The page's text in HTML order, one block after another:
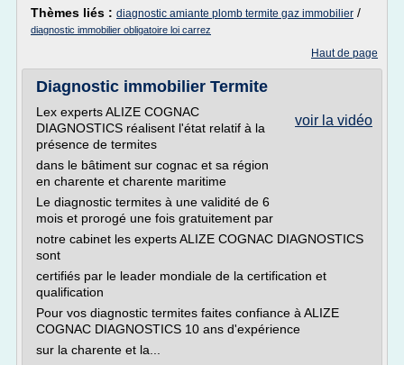
Thèmes liés : diagnostic amiante plomb termite gaz immobilier /
diagnostic immobilier obligatoire loi carrez
Haut de page
Diagnostic immobilier Termite
voir la vidéo
Lex experts ALIZE COGNAC
DIAGNOSTICS réalisent l'état relatif à la
présence de termites
dans le bâtiment sur cognac et sa région
en charente et charente maritime
Le diagnostic termites à une validité de 6
mois et prorogé une fois gratuitement par
notre cabinet les experts ALIZE COGNAC DIAGNOSTICS
sont
certifiés par le leader mondiale de la certification et
qualification
Pour vos diagnostic termites faites confiance à ALIZE
COGNAC DIAGNOSTICS 10 ans d'expérience
sur la charente et la...